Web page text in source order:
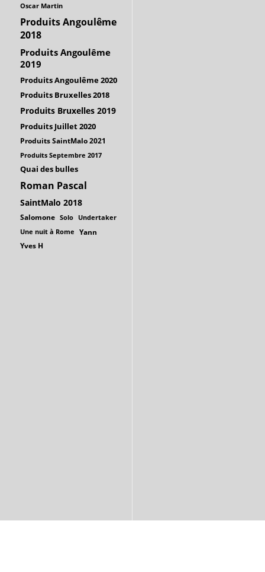
Oscar Martin
Produits Angoulême
2018
Produits Angoulême
2019
Produits Angoulême 2020
Produits Bruxelles 2018
Produits Bruxelles 2019
Produits Juillet 2020
Produits SaintMalo 2021
Produits Septembre 2017
Quai des bulles
Roman Pascal
SaintMalo 2018
Salomone Solo Undertaker
Une nuit à Rome Yann
Yves H